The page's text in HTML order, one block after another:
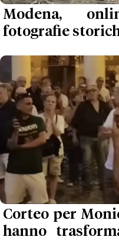
Modena,
fotografie
Corteo per
hanno